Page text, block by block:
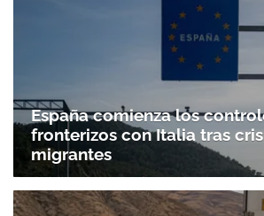
España comienza los
fronterizos con Italia tras
migrantes